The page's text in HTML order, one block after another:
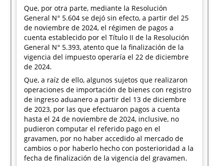
Que, por otra parte, mediante la Resolución
General N° 5.604 se dejó sin efecto, a partir del 25
de noviembre de 2024, el régimen de pagos a
cuenta establecido por el Título II de la Resolución
General N° 5.393, atento que la finalización de la
vigencia del impuesto operaría el 22 de diciembre
de 2024.
Que, a raíz de ello, algunos sujetos que realizaron
operaciones de importación de bienes con registro
de ingreso aduanero a partir del 13 de diciembre
de 2023, por las que efectuaron pagos a cuenta
hasta el 24 de noviembre de 2024, inclusive, no
pudieron computar el referido pago en el
gravamen, por no haber accedido al mercado de
cambios o por haberlo hecho con posterioridad a la
fecha de finalización de la vigencia del gravamen.